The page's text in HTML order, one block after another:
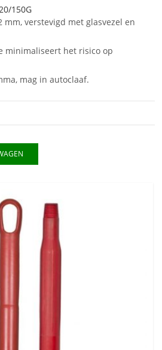
150G
mm, verstevigd met glasvezel en
minimaliseert het risico op
mag in autoclaaf.